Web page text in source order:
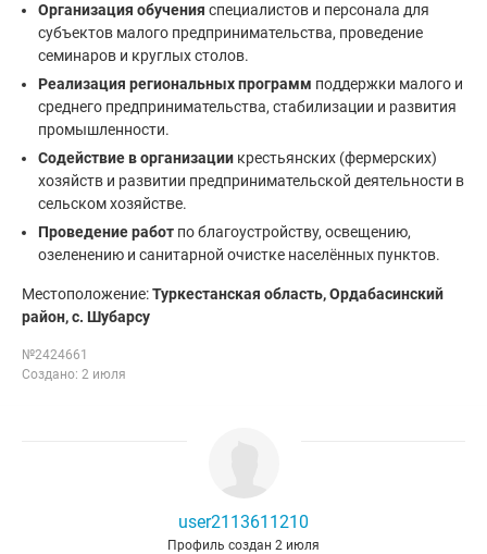
Организация обучения специалистов и персонала для
субъектов малого предпринимательства, проведение
семинаров и круглых столов.
Реализация региональных программ поддержки малого и
среднего предпринимательства, стабилизации и развития
промышленности.
Содействие в организации крестьянских (фермерских)
хозяйств и развитии предпринимательской деятельности в
сельском хозяйстве.
Проведение работ по благоустройству, освещению,
озеленению и санитарной очистке населённых пунктов.
Местоположение:Туркестанская область, Ордабасинский
район, с. Шубарсу
№2424661
Создано: 2 июля
user2113611210
Профиль создан 2 июля